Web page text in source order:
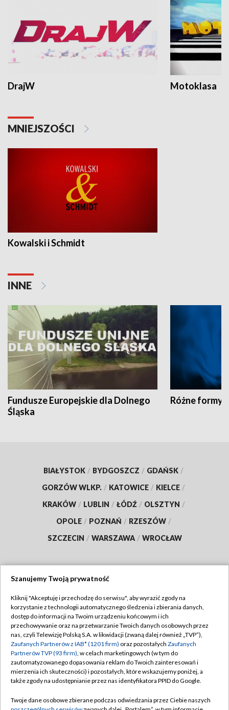
DrajW Motoklasa
MNIEJSZOŚCI
Kowalski i Schmidt
INNE
Fundusze Europejskie dla Dolnego
Śląska
Różne formy
BIAŁYSTOK / BYDGOSZCZ / GDAŃSK /
GORZÓW WLKP. / KATOWICE / KIELCE /
KRAKÓW / LUBLIN / ŁÓDŹ / OLSZTYN /
OPOLE / POZNAŃ / RZESZÓW /
SZCZECIN / WARSZAWA / WROCŁAW
TVP
Abonament TVP
Emisja w TVP
Centrum informacji TVP
Naziemna Telewizja Cyfrowa
Rada Programowa
Regulamin TVP
Polityka prywatności
Moje zgody
Pomoc
Szanujemy Twoją prywatność
Kliknij "Akceptuję i przechodzę do serwisu", aby wyrazić zgody na
korzystanie z technologii automatycznego śledzenia i zbierania danych,
dostęp do informacji na Twoim urządzeniu końcowym i ich
przechowywanie oraz na przetwarzanie Twoich danych osobowych przez
nas, czyli Telewizję Polską S.A. w likwidacji (zwaną dalej również „TVP”),
Zaufanych Partnerów z IAB* (1201 firm) oraz pozostałych Zaufanych
Partnerów TVP (93 firm), w celach marketingowych (w tym do
zautomatyzowanego dopasowania reklam do Twoich zainteresowań i
mierzenia ich skuteczności) i pozostałych, które wskazujemy poniżej, a
także zgody na udostępnianie przez nas identyfikatora PPID do Google.
Twoje dane osobowe zbierane podczas odwiedzania przez Ciebie naszych